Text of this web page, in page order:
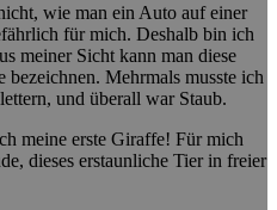
wie man ein Auto auf einer
für mich. Deshalb bin ich
meiner Sicht kann man diese
bezeichnen. Mehrmals musste ich
und überall war Staub.
meine erste Giraffe! Für mich
dieses erstaunliche Tier in freier